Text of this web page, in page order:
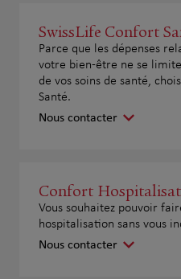
SwissLife Confort
Parce que les dépenses
votre bien-être ne se
de vos soins de santé,
Santé.
Nous contacter
Confort
Vous souhaitez pouvoir
hospitalisation sans vous
Nous contacter